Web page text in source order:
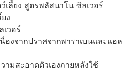
เลี้ยง สูตรพลัสนาโน ซิลเวอร์
ง
วอร์
องจากปราศจากพาราเบนและแอล
มสะอาดตัวเองภายหลังใช้